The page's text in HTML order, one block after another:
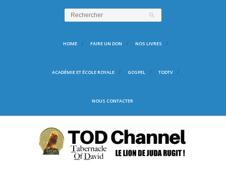
HOME FAIRE UN DON NOS LIVRES
ACADÉMIE ET ÉCOLE ROYALE GOSPEL TODTV
NOUS CONTACTER